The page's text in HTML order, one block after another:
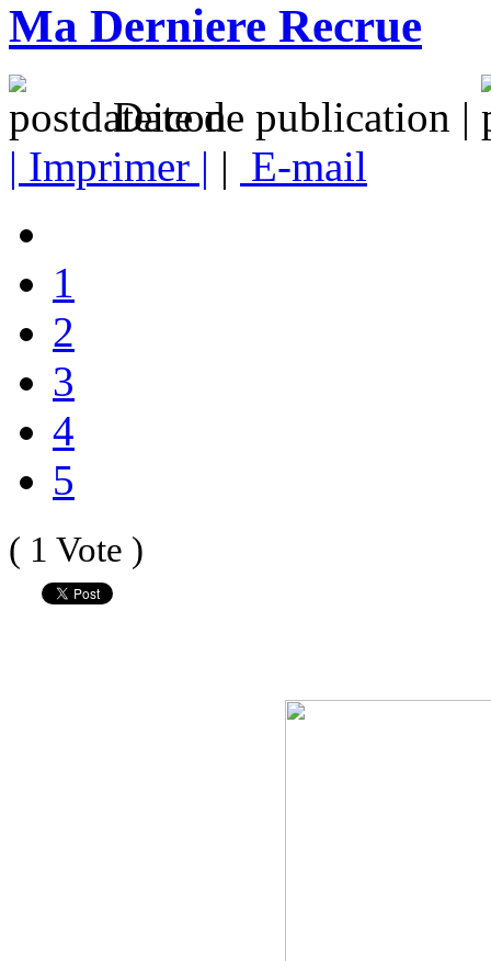
Ma Derniere Recrue
Date de publication |
| Imprimer | | E-mail
1
2
3
4
5
( 1 Vote )